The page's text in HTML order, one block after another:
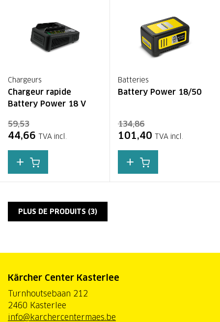
Chargeurs
Chargeur rapide
Battery Power 18 V
59,53
44,66 TVA incl.
Batteries
Battery Power 18/50
134,86
101,40 TVA incl.
PLUS DE PRODUITS (3)
Kärcher Center Kasterlee
Turnhoutsebaan 212
2460 Kasterlee
info@karchercentermaes.be